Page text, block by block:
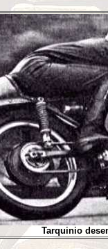
Tarquinio